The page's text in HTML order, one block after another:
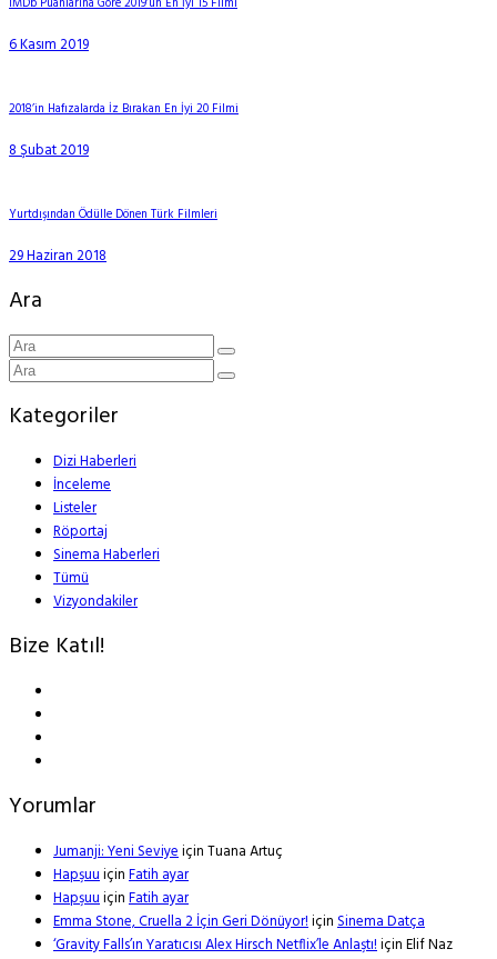
IMDb Puanlarına Göre 2019’un En İyi 15 Filmi
6 Kasım 2019
2018’in Hafızalarda İz Bırakan En İyi 20 Filmi
8 Şubat 2019
Yurtdışından Ödülle Dönen Türk Filmleri
29 Haziran 2018
Ara
Kategoriler
Dizi Haberleri
İnceleme
Listeler
Röportaj
Sinema Haberleri
Tümü
Vizyondakiler
Bize Katıl!
Yorumlar
Jumanji: Yeni SeviyeiçinTuana Artuç
HapşuuiçinFatih ayar
HapşuuiçinFatih ayar
Emma Stone, Cruella 2 İçin Geri Dönüyor!içinSinema Datça
‘Gravity Falls’ın Yaratıcısı Alex Hirsch Netflix’le Anlaştı!içinElif Naz